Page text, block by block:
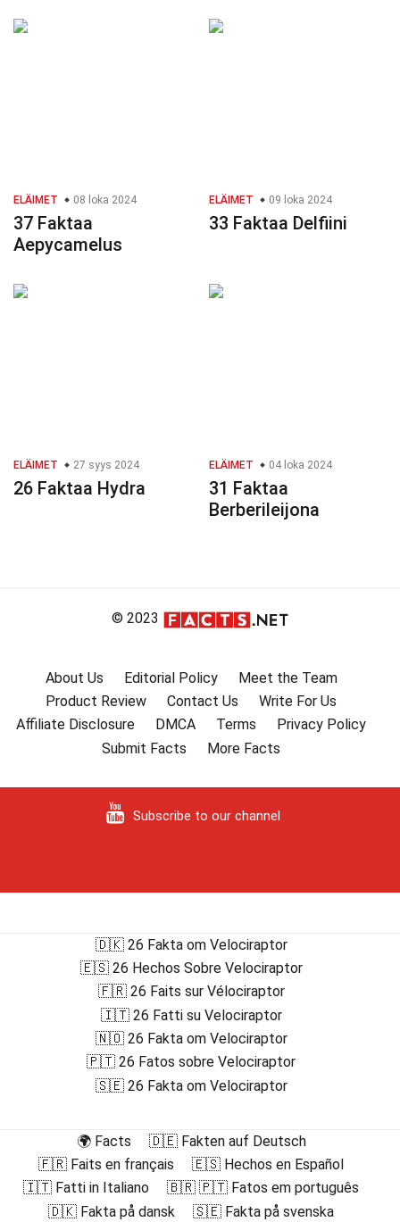
ELÄIMET 08 loka 2024
37 Faktaa
Aepycamelus
ELÄIMET 09 loka 2024
33 Faktaa Delfiini
ELÄIMET 27 syys 2024
26 Faktaa Hydra
ELÄIMET 04 loka 2024
31 Faktaa
Berberileijona
© 2023
About Us Editorial Policy
Meet the Team
Product Review
Contact Us
Write For Us
Affiliate Disclosure
DMCA Terms
Privacy Policy
Submit Facts
More Facts
Subscribe to our channel
🇩🇰 26 Fakta om Velociraptor
🇪🇸 26 Hechos Sobre Velociraptor
🇫🇷 26 Faits sur Vélociraptor
🇮🇹 26 Fatti su Velociraptor
🇳🇴 26 Fakta om Velociraptor
🇵🇹 26 Fatos sobre Velociraptor
🇸🇪 26 Fakta om Velociraptor
🌍 Facts
🇩🇪 Fakten auf Deutsch
🇫🇷 Faits en français
🇪🇸 Hechos en Español
🇮🇹 Fatti in Italiano
🇧🇷 🇵🇹 Fatos em português
🇩🇰 Fakta på dansk
🇸🇪 Fakta på svenska